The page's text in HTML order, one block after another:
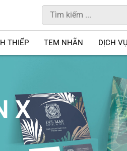
THIẾP TEM NHÃN DỊCH
X